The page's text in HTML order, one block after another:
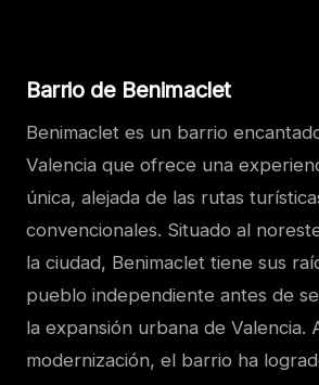
Barrio de Benimaclet
Benimaclet es un barrio
Valencia que ofrece una
única, alejada de las rutas
convencionales. Situado al
la ciudad, Benimaclet tiene sus
pueblo independiente antes de
la expansión urbana de Valencia.
modernización, el barrio ha